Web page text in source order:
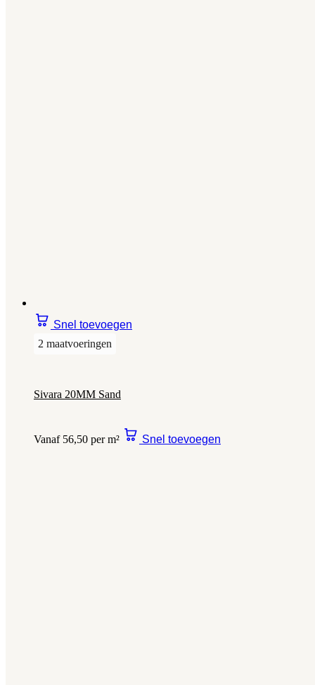
Snel toevoegen
2 maatvoeringen
Sivara 20MM Sand
Vanaf 56,50 per m² Snel toevoegen